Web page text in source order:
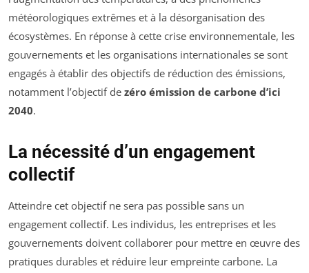
météorologiques extrêmes et à la désorganisation des
écosystèmes. En réponse à cette crise environnementale, les
gouvernements et les organisations internationales se sont
engagés à établir des objectifs de réduction des émissions,
notamment l’objectif de zéro émission de carbone d’ici
2040.
La nécessité d’un engagement
collectif
Atteindre cet objectif ne sera pas possible sans un
engagement collectif. Les individus, les entreprises et les
gouvernements doivent collaborer pour mettre en œuvre des
pratiques durables et réduire leur empreinte carbone. La